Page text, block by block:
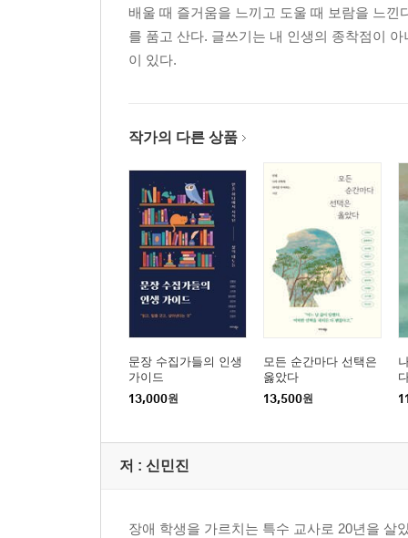
혼자가 아니라, 함께 성장하는 삶/ 강혜진
그 덕분에, 나답게 산다/ 김미애
남겨진 이들을 위해/ 김선호
싱크대 아래 숨겨진 진실/ 쓰꾸미
변화의 결실, 가족과 나/ 이연화
덜어내고 나니 보이는 것들/ 정일인
내가 먼저 물었고, 아이는 울며 대답했다/ 황은미
마치는 글
배울 때 즐거움을 느끼고 도울 때 보람을 느
를 품고 산다. 글쓰기는 내 인생의 종착점이
이 있다.
작가의 다른 상품
문장 수집가들의 인생
가이드
13,000원
모든 순간마다 선택은
옳았다
13,500원
저 : 신민진
장애 학생을 가르치는 특수 교사로 20년을 살